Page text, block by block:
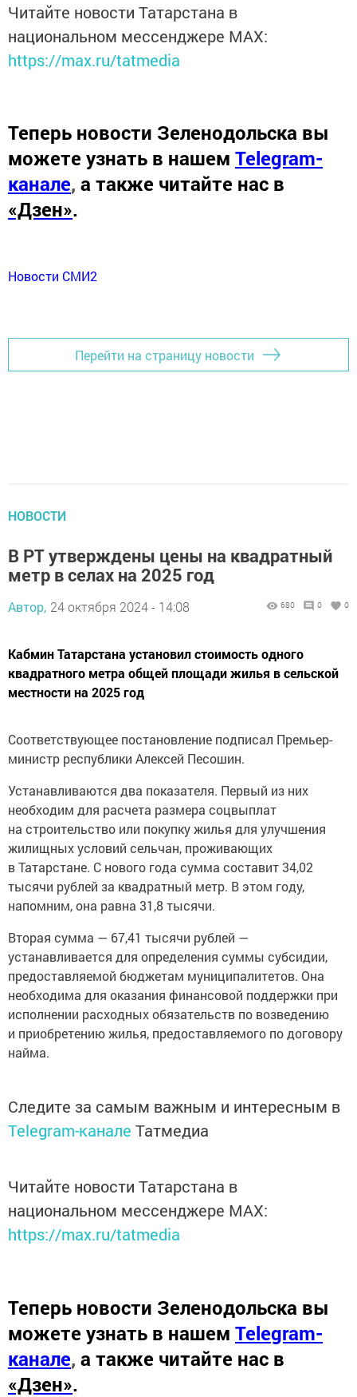
Читайте новости Татарстана в
национальном мессенджере MАХ:
https://max.ru/tatmedia
Теперь новости Зеленодольска вы
можете узнать в нашем Telegram-
канале, а также читайте нас в
«Дзен».
Новости СМИ2
Перейти на страницу новости
НОВОСТИ
В РТ утверждены цены на квадратный
метр в селах на 2025 год
Автор, 24 октября 2024 - 14:08 680 0 0
Кабмин Татарстана установил стоимость одного
квадратного метра общей площади жилья в сельской
местности на 2025 год
Соответствующее постановление подписал Премьер-
министр республики Алексей Песошин.
Устанавливаются два показателя. Первый из них
необходим для расчета размера соцвыплат
на строительство или покупку жилья для улучшения
жилищных условий сельчан, проживающих
в Татарстане. С нового года сумма составит 34,02
тысячи рублей за квадратный метр. В этом году,
напомним, она равна 31,8 тысячи.
Вторая сумма — 67,41 тысячи рублей —
устанавливается для определения суммы субсидии,
предоставляемой бюджетам муниципалитетов. Она
необходима для оказания финансовой поддержки при
исполнении расходных обязательств по возведению
и приобретению жилья, предоставляемого по договору
найма.
Следите за самым важным и интересным в
Telegram-канале Татмедиа
Читайте новости Татарстана в
национальном мессенджере MАХ:
https://max.ru/tatmedia
Теперь новости Зеленодольска вы
можете узнать в нашем Telegram-
канале, а также читайте нас в
«Дзен».